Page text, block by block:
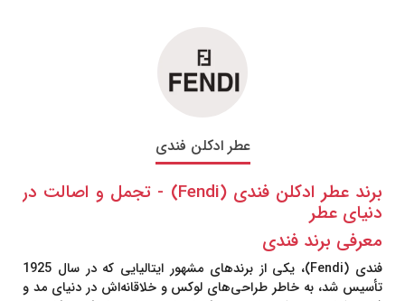
عطر ادکلن فندی
برند عطر ادکلن فندی (Fendi) - تجمل و اصالت در
دنیای عطر
معرفی برند فندی
فندی (Fendi)
، یکی از برندهای مشهور ایتالیایی که در سال 1925
تأسیس شد، به خاطر طراحی‌های لوکس و خلاقانه‌اش در دنیای مد و